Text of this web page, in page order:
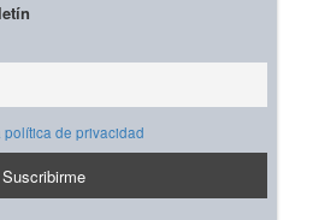
de privacidad